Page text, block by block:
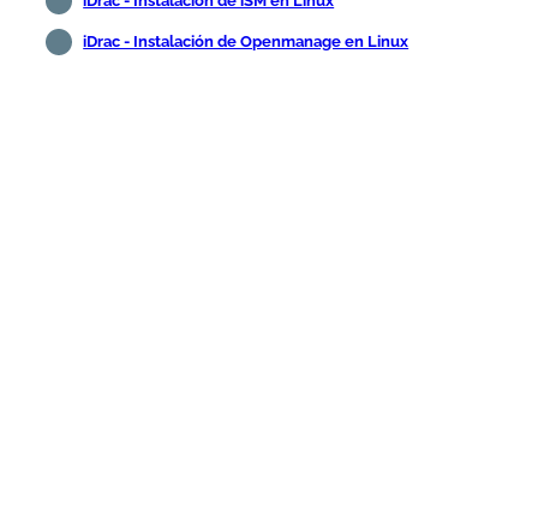
iDrac - Instalación de Openmanage en Linux